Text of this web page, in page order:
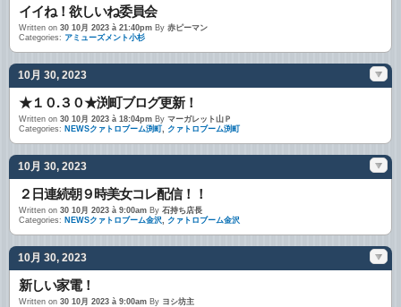
イイね！欲しいね委員会
Written on 30 10月 2023 à 21:40pm By 赤ピーマン
Categories: アミューズメント小杉
10月 30, 2023
★１０.３０★渕町ブログ更新！
Written on 30 10月 2023 à 18:04pm By マーガレット山Ｐ
Categories: NEWSクァトロブーム渕町, クァトロブーム渕町
10月 30, 2023
２日連続朝９時美女コレ配信！！
Written on 30 10月 2023 à 9:00am By 石持ち店長
Categories: NEWSクァトロブーム金沢, クァトロブーム金沢
10月 30, 2023
新しい家電！
Written on 30 10月 2023 à 9:00am By ヨシ坊主